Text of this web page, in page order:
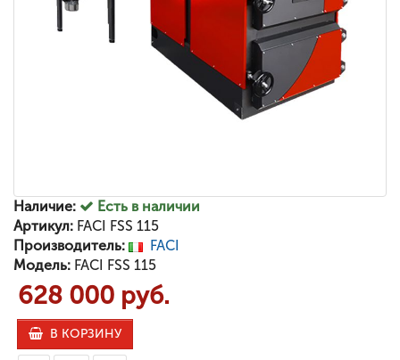
Наличие:
Есть в наличии
Артикул: FACI FSS 115
Производитель:
FACI
Модель: FACI FSS 115
628 000 руб.
В КОРЗИНУ